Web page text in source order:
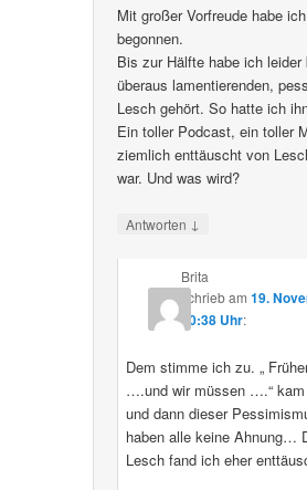
Mit großer Vorfreude habe
begonnen.
Bis zur Hälfte habe ich leider
überaus lamentierenden,
Lesch gehört. So hatte ich
Ein toller Podcast, ein toller
ziemlich enttäuscht von
war. Und was wird?
Antworten ↓
Brita
schriebam 19.
20:38 Uhr:
Dem stimme ich zu. „
….und wir müssen ….“
und dann dieser
haben alle keine Ahnung…
Lesch fand ich eher